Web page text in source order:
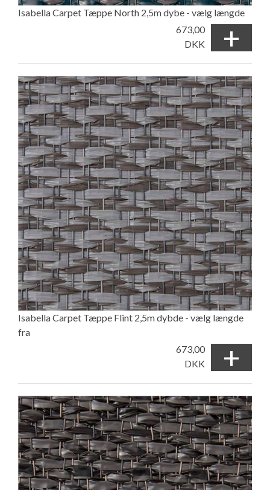
Isabella Carpet Tæppe North 2,5m dybe - vælg længde
673,00
DKK
+
Isabella Carpet Tæppe Flint 2,5m dybde - vælg længde
fra
673,00
DKK
+